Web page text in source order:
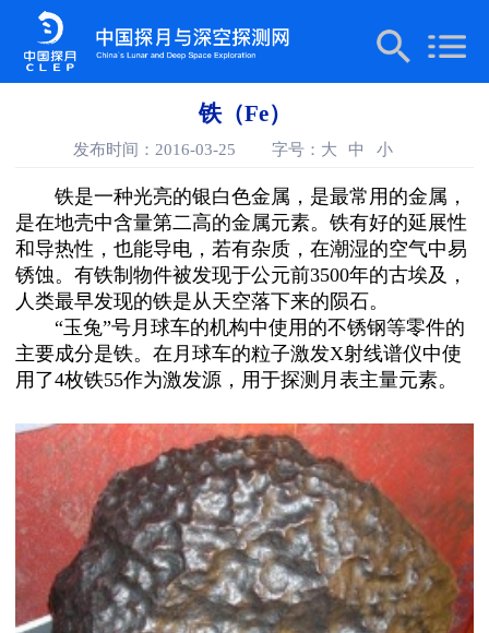
铁（Fe）
发布时间：2016-03-25 字号： 大 中 小
铁是一种光亮的银白色金属，是最常用的金属，
是在地壳中含量第二高的金属元素。铁有好的延展性
和导热性，也能导电，若有杂质，在潮湿的空气中易
锈蚀。有铁制物件被发现于公元前3500年的古埃及，
人类最早发现的铁是从天空落下来的陨石。
“玉兔”号月球车的机构中使用的不锈钢等零件的
主要成分是铁。在月球车的粒子激发X射线谱仪中使
用了4枚铁55作为激发源，用于探测月表主量元素。